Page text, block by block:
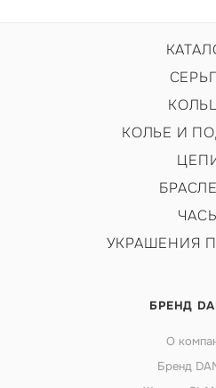
КОЛЬЕ И
УКРАШЕНИЯ
БРЕНД
О
Бренд